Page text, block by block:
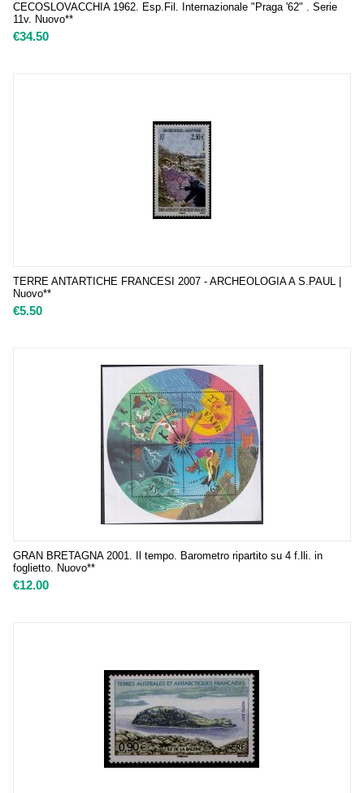
CECOSLOVACCHIA 1962. Esp.Fil. Internazionale "Praga '62" . Serie
11v. Nuovo**
€34.50
TERRE ANTARTICHE FRANCESI 2007 - ARCHEOLOGIA A S.PAUL |
Nuovo**
€5.50
GRAN BRETAGNA 2001. Il tempo. Barometro ripartito su 4 f.lli. in
foglietto. Nuovo**
€12.00